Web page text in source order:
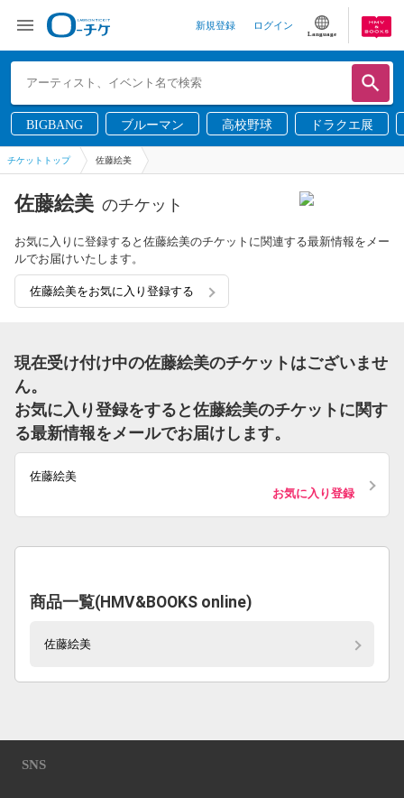
新規登録 ログイン
Language
BIGBANG ブルーマン 高校野球 ドラクエ展
チケットトップ 佐藤絵美
佐藤絵美 のチケット
お気に入りに登録すると佐藤絵美のチケットに関連する最新情報をメー
ルでお届けいたします。
佐藤絵美をお気に入り登録する
現在受け付け中の佐藤絵美のチケットはございませ
ん。
お気に入り登録をすると佐藤絵美のチケットに関す
る最新情報をメールでお届けします。
佐藤絵美
お気に入り登録
商品一覧(HMV&BOOKS online)
佐藤絵美
SNS